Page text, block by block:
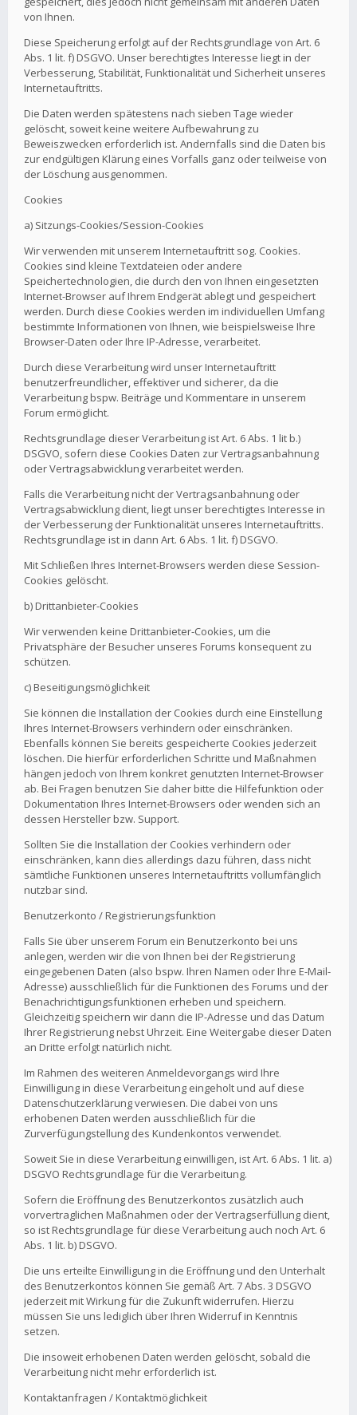
von Ihnen.
Diese Speicherung erfolgt auf der Rechtsgrundlage von Art. 6
Abs. 1 lit. f) DSGVO. Unser berechtigtes Interesse liegt in der
Verbesserung, Stabilität, Funktionalität und Sicherheit unseres
Internetauftritts.
Die Daten werden spätestens nach sieben Tage wieder
gelöscht, soweit keine weitere Aufbewahrung zu
Beweiszwecken erforderlich ist. Andernfalls sind die Daten bis
zur endgültigen Klärung eines Vorfalls ganz oder teilweise von
der Löschung ausgenommen.
Cookies
a) Sitzungs-Cookies/Session-Cookies
Wir verwenden mit unserem Internetauftritt sog. Cookies.
Cookies sind kleine Textdateien oder andere
Speichertechnologien, die durch den von Ihnen eingesetzten
Internet-Browser auf Ihrem Endgerät ablegt und gespeichert
werden. Durch diese Cookies werden im individuellen Umfang
bestimmte Informationen von Ihnen, wie beispielsweise Ihre
Browser-Daten oder Ihre IP-Adresse, verarbeitet.
Durch diese Verarbeitung wird unser Internetauftritt
benutzerfreundlicher, effektiver und sicherer, da die
Verarbeitung bspw. Beiträge und Kommentare in unserem
Forum ermöglicht.
Rechtsgrundlage dieser Verarbeitung ist Art. 6 Abs. 1 lit b.)
DSGVO, sofern diese Cookies Daten zur Vertragsanbahnung
oder Vertragsabwicklung verarbeitet werden.
Falls die Verarbeitung nicht der Vertragsanbahnung oder
Vertragsabwicklung dient, liegt unser berechtigtes Interesse in
der Verbesserung der Funktionalität unseres Internetauftritts.
Rechtsgrundlage ist in dann Art. 6 Abs. 1 lit. f) DSGVO.
Mit Schließen Ihres Internet-Browsers werden diese Session-
Cookies gelöscht.
b) Drittanbieter-Cookies
Wir verwenden keine Drittanbieter-Cookies, um die
Privatsphäre der Besucher unseres Forums konsequent zu
schützen.
c) Beseitigungsmöglichkeit
Sie können die Installation der Cookies durch eine Einstellung
Ihres Internet-Browsers verhindern oder einschränken.
Ebenfalls können Sie bereits gespeicherte Cookies jederzeit
löschen. Die hierfür erforderlichen Schritte und Maßnahmen
hängen jedoch von Ihrem konkret genutzten Internet-Browser
ab. Bei Fragen benutzen Sie daher bitte die Hilfefunktion oder
Dokumentation Ihres Internet-Browsers oder wenden sich an
dessen Hersteller bzw. Support.
Sollten Sie die Installation der Cookies verhindern oder
einschränken, kann dies allerdings dazu führen, dass nicht
sämtliche Funktionen unseres Internetauftritts vollumfänglich
nutzbar sind.
Benutzerkonto / Registrierungsfunktion
Falls Sie über unserem Forum ein Benutzerkonto bei uns
anlegen, werden wir die von Ihnen bei der Registrierung
eingegebenen Daten (also bspw. Ihren Namen oder Ihre E-Mail-
Adresse) ausschließlich für die Funktionen des Forums und der
Benachrichtigungsfunktionen erheben und speichern.
Gleichzeitig speichern wir dann die IP-Adresse und das Datum
Ihrer Registrierung nebst Uhrzeit. Eine Weitergabe dieser Daten
an Dritte erfolgt natürlich nicht.
Im Rahmen des weiteren Anmeldevorgangs wird Ihre
Einwilligung in diese Verarbeitung eingeholt und auf diese
Datenschutzerklärung verwiesen. Die dabei von uns
erhobenen Daten werden ausschließlich für die
Zurverfügungstellung des Kundenkontos verwendet.
Soweit Sie in diese Verarbeitung einwilligen, ist Art. 6 Abs. 1 lit. a)
DSGVO Rechtsgrundlage für die Verarbeitung.
Sofern die Eröffnung des Benutzerkontos zusätzlich auch
vorvertraglichen Maßnahmen oder der Vertragserfüllung dient,
so ist Rechtsgrundlage für diese Verarbeitung auch noch Art. 6
Abs. 1 lit. b) DSGVO.
Die uns erteilte Einwilligung in die Eröffnung und den Unterhalt
des Benutzerkontos können Sie gemäß Art. 7 Abs. 3 DSGVO
jederzeit mit Wirkung für die Zukunft widerrufen. Hierzu
müssen Sie uns lediglich über Ihren Widerruf in Kenntnis
setzen.
Die insoweit erhobenen Daten werden gelöscht, sobald die
Verarbeitung nicht mehr erforderlich ist.
Kontaktanfragen / Kontaktmöglichkeit